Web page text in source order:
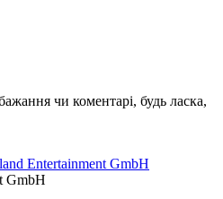
чи коментарі, будь ласка,
GmbH